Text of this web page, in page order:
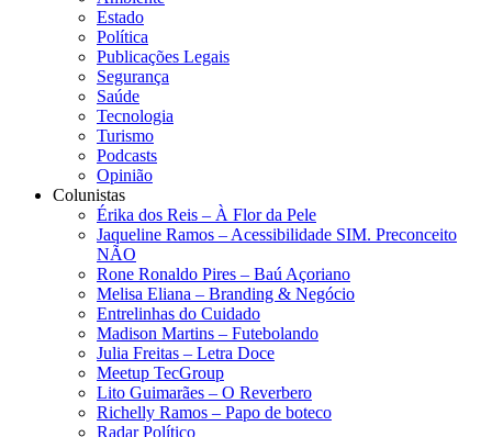
Estado
Política
Publicações Legais
Segurança
Saúde
Tecnologia
Turismo
Podcasts
Opinião
Colunistas
Érika dos Reis​ – À Flor da Pele
Jaqueline Ramos – Acessibilidade SIM. Preconceito
NÃO
Rone Ronaldo Pires – Baú Açoriano
Melisa Eliana – Branding & Negócio
Entrelinhas do Cuidado
Madison Martins – Futebolando
Julia Freitas​ – Letra Doce
Meetup TecGroup
Lito Guimarães – O Reverbero
Richelly Ramos​ – Papo de boteco
Radar Político